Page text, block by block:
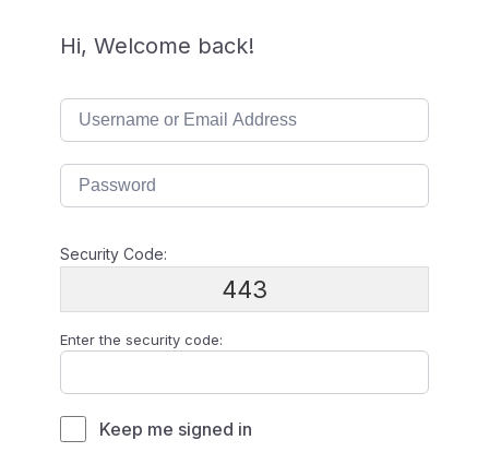
Hi, Welcome back!
Security Code:
443
Enter the security code:
Keep me signed in